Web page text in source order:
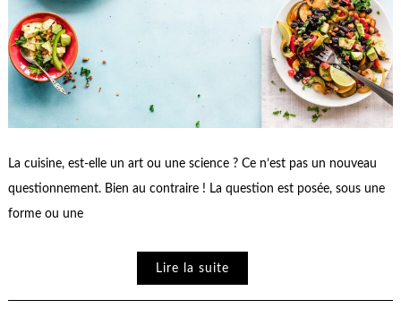
La cuisine, est-elle un art ou une science ? Ce n’est pas un nouveau
questionnement. Bien au contraire ! La question est posée, sous une
forme ou une
Lire la suite